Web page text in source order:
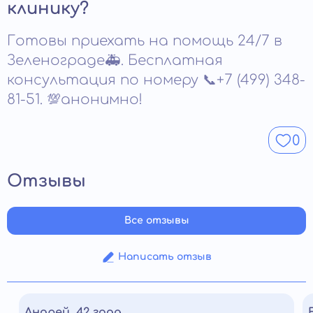
Продолжительность зависит от истории болезни и
итогам наблюдения и терапевтической работы.
Выход из центра планируется, когда человек
клинику?
Готовы приехать на помощь 24/7 в
Зеленограде🚑. Бесплатная
консультация по номеру 📞+7 (499) 348-
81-51. 💯анонимно!
0
Отзывы
Написать отзыв
Все отзывы